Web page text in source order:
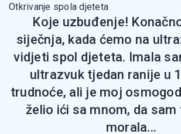
Otkrivanje spola djeteta
Koje uzbuđenje!
siječnja, kada ćemo na
vidjeti spol djeteta. Imala
ultrazvuk tjedan ranije u
trudnoće, ali je moj
želio ići sa mnom, da
morala...